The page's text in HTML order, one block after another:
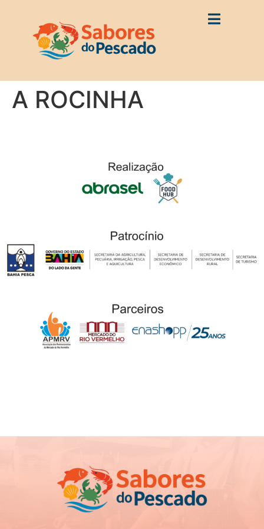
A ROCINHA